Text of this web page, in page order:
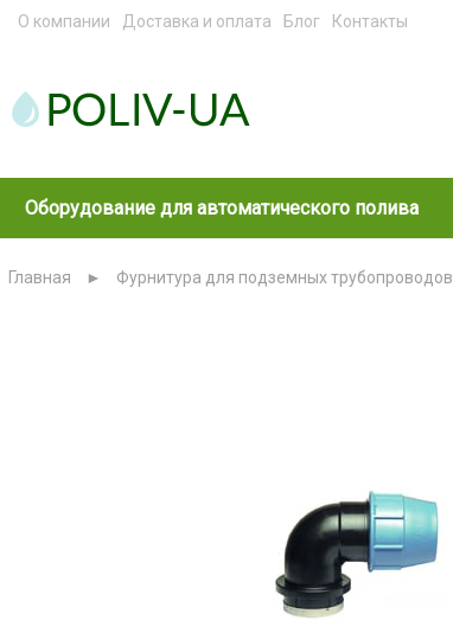
О компании Доставка и оплата Блог Контакты
Оборудование для автоматического полива
Главная ► Фурнитура для подземных трубопроводов